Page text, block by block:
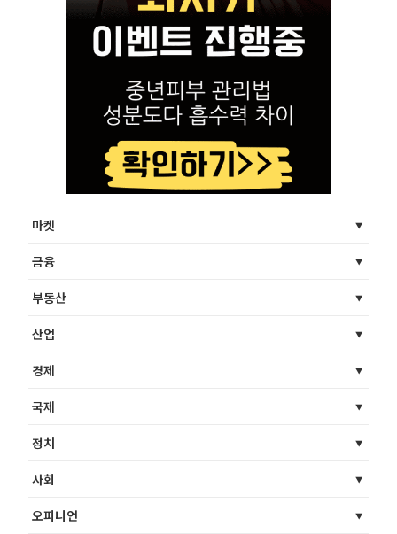
마켓
금융
부동산
산업
경제
국제
정치
사회
오피니언